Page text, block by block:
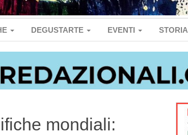
DEGUSTARTE EVENTI STORIA
mondiali: